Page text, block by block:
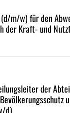
m/w) für den
der Kraft- und
der
d)